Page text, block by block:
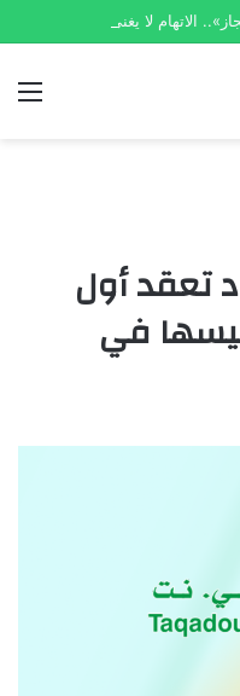
تعقد أول
في